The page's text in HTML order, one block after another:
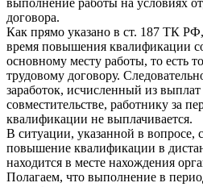
выполнение работы на условиях
договора.
Как прямо указано в ст. 187 ТК РФ,
время повышения квалификации
основному месту работы, то есть
трудовому договору.
заработок, исчисленный из
совместительстве, работнику за
квалификации не выплачивается.
В ситуации, указанной в вопросе,
повышение квалификации в
находится в месте нахождения
Полагаем, что выполнение в